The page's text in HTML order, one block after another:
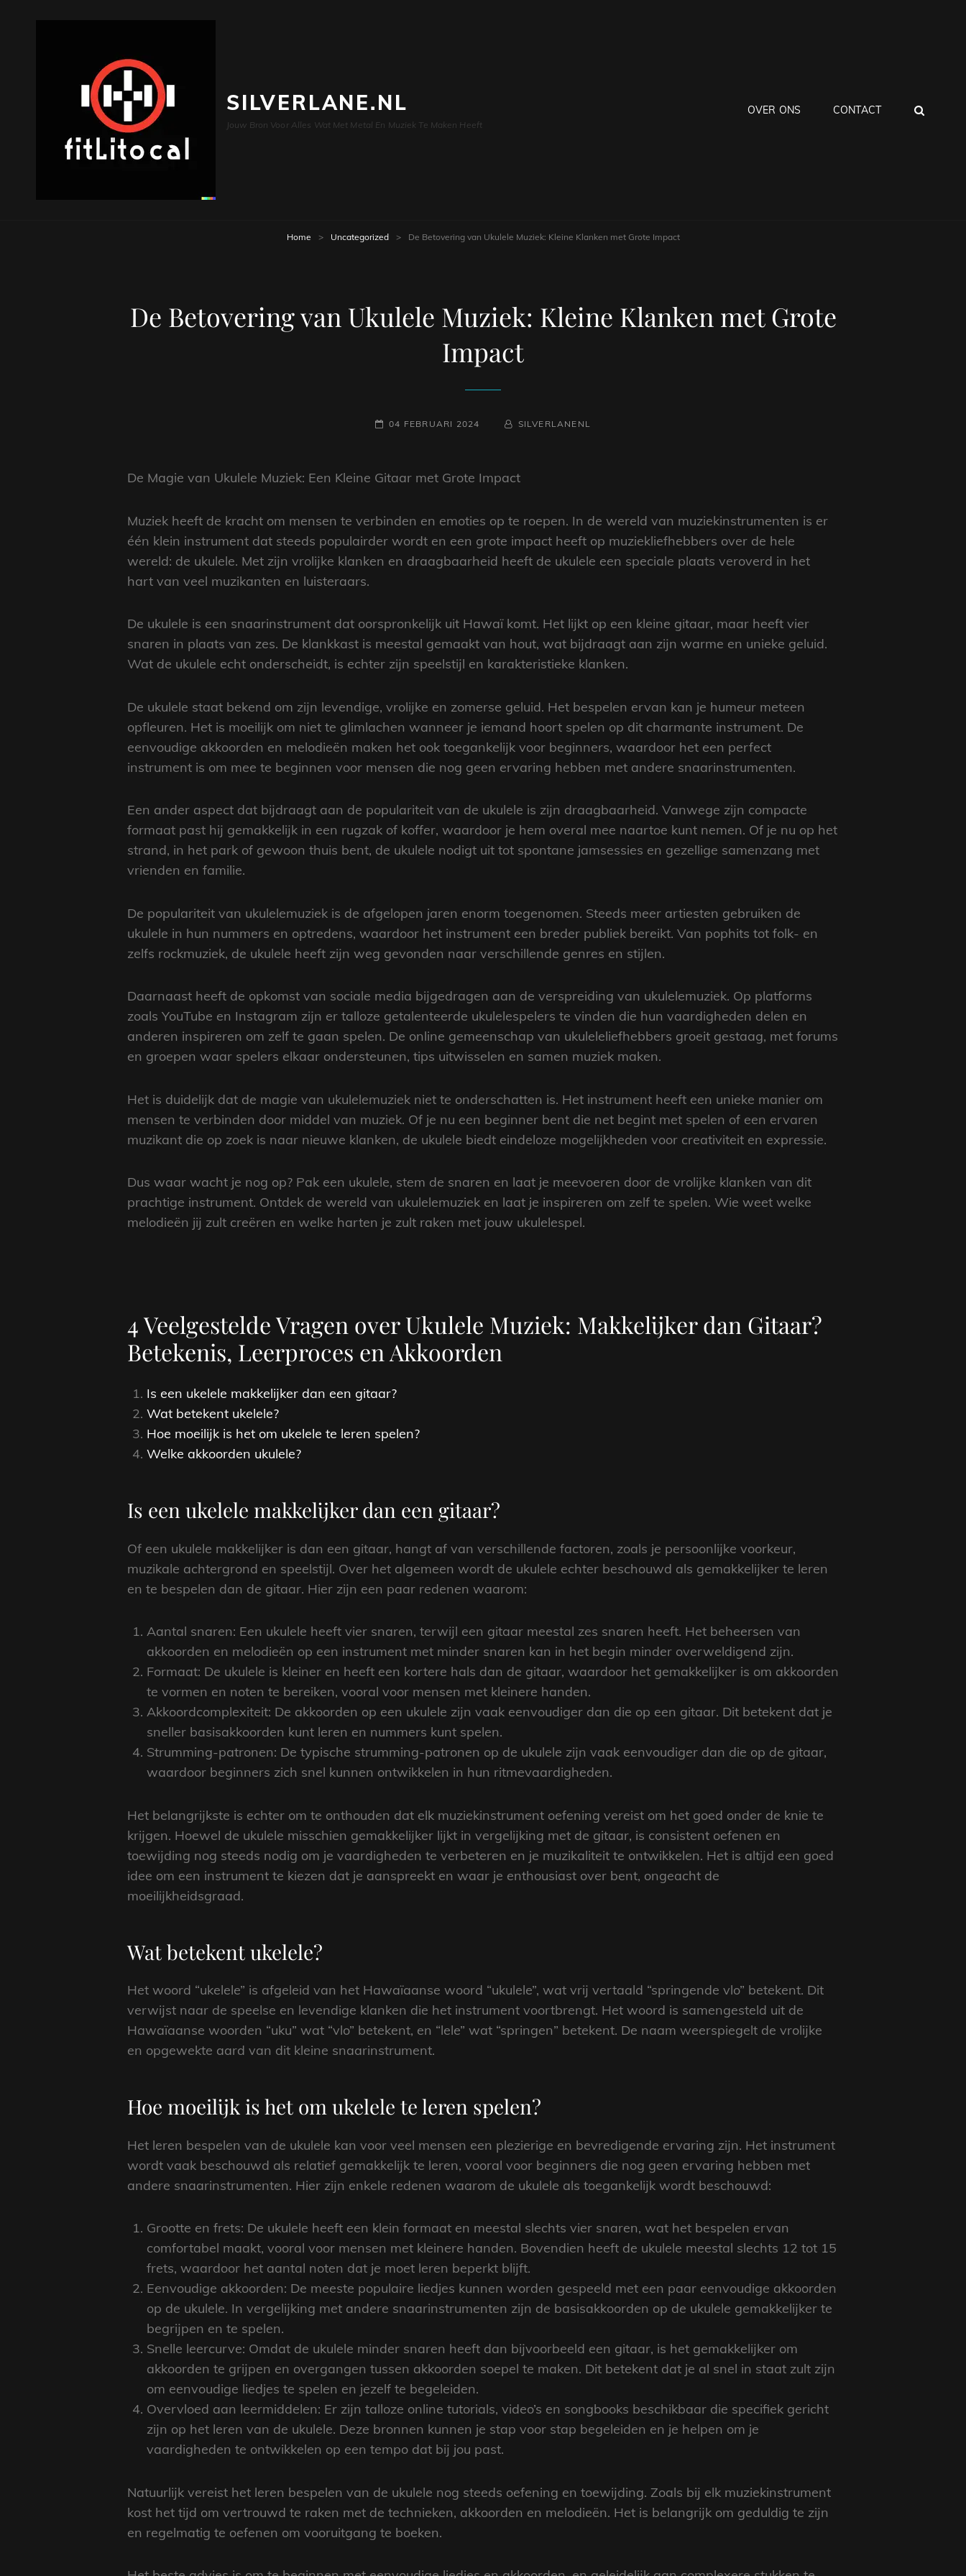
SILVERLANE.NL
Jouw Bron Voor Alles Wat Met Metal En Muziek Te Maken Heeft
OVER ONS CONTACT
Home > Uncategorized > De Betovering van Ukulele Muziek: Kleine Klanken met Grote Impact
De Betovering van Ukulele Muziek: Kleine Klanken met Grote
Impact
GEPLAATST
04 FEBRUARI 2024 NAAMREGEL
BYLINE
SILVERLANENL
De Magie van Ukulele Muziek: Een Kleine Gitaar met Grote Impact
Muziek heeft de kracht om mensen te verbinden en emoties op te roepen. In de wereld van muziekinstrumenten is er
één klein instrument dat steeds populairder wordt en een grote impact heeft op muziekliefhebbers over de hele
wereld: de ukulele. Met zijn vrolijke klanken en draagbaarheid heeft de ukulele een speciale plaats veroverd in het
hart van veel muzikanten en luisteraars.
De ukulele is een snaarinstrument dat oorspronkelijk uit Hawaï komt. Het lijkt op een kleine gitaar, maar heeft vier
snaren in plaats van zes. De klankkast is meestal gemaakt van hout, wat bijdraagt aan zijn warme en unieke geluid.
Wat de ukulele echt onderscheidt, is echter zijn speelstijl en karakteristieke klanken.
De ukulele staat bekend om zijn levendige, vrolijke en zomerse geluid. Het bespelen ervan kan je humeur meteen
opfleuren. Het is moeilijk om niet te glimlachen wanneer je iemand hoort spelen op dit charmante instrument. De
eenvoudige akkoorden en melodieën maken het ook toegankelijk voor beginners, waardoor het een perfect
instrument is om mee te beginnen voor mensen die nog geen ervaring hebben met andere snaarinstrumenten.
Een ander aspect dat bijdraagt aan de populariteit van de ukulele is zijn draagbaarheid. Vanwege zijn compacte
formaat past hij gemakkelijk in een rugzak of koffer, waardoor je hem overal mee naartoe kunt nemen. Of je nu op het
strand, in het park of gewoon thuis bent, de ukulele nodigt uit tot spontane jamsessies en gezellige samenzang met
vrienden en familie.
De populariteit van ukulelemuziek is de afgelopen jaren enorm toegenomen. Steeds meer artiesten gebruiken de
ukulele in hun nummers en optredens, waardoor het instrument een breder publiek bereikt. Van pophits tot folk- en
zelfs rockmuziek, de ukulele heeft zijn weg gevonden naar verschillende genres en stijlen.
Daarnaast heeft de opkomst van sociale media bijgedragen aan de verspreiding van ukulelemuziek. Op platforms
zoals YouTube en Instagram zijn er talloze getalenteerde ukulelespelers te vinden die hun vaardigheden delen en
anderen inspireren om zelf te gaan spelen. De online gemeenschap van ukuleleliefhebbers groeit gestaag, met forums
en groepen waar spelers elkaar ondersteunen, tips uitwisselen en samen muziek maken.
Het is duidelijk dat de magie van ukulelemuziek niet te onderschatten is. Het instrument heeft een unieke manier om
mensen te verbinden door middel van muziek. Of je nu een beginner bent die net begint met spelen of een ervaren
muzikant die op zoek is naar nieuwe klanken, de ukulele biedt eindeloze mogelijkheden voor creativiteit en expressie.
Dus waar wacht je nog op? Pak een ukulele, stem de snaren en laat je meevoeren door de vrolijke klanken van dit
prachtige instrument. Ontdek de wereld van ukulelemuziek en laat je inspireren om zelf te spelen. Wie weet welke
melodieën jij zult creëren en welke harten je zult raken met jouw ukulelespel.
4 Veelgestelde Vragen over Ukulele Muziek: Makkelijker dan Gitaar?
Betekenis, Leerproces en Akkoorden
Is een ukelele makkelijker dan een gitaar?
Wat betekent ukelele?
Hoe moeilijk is het om ukelele te leren spelen?
Welke akkoorden ukulele?
Is een ukelele makkelijker dan een gitaar?
Of een ukulele makkelijker is dan een gitaar, hangt af van verschillende factoren, zoals je persoonlijke voorkeur,
muzikale achtergrond en speelstijl. Over het algemeen wordt de ukulele echter beschouwd als gemakkelijker te leren
en te bespelen dan de gitaar. Hier zijn een paar redenen waarom:
Aantal snaren: Een ukulele heeft vier snaren, terwijl een gitaar meestal zes snaren heeft. Het beheersen van
akkoorden en melodieën op een instrument met minder snaren kan in het begin minder overweldigend zijn.
Formaat: De ukulele is kleiner en heeft een kortere hals dan de gitaar, waardoor het gemakkelijker is om akkoorden
te vormen en noten te bereiken, vooral voor mensen met kleinere handen.
Akkoordcomplexiteit: De akkoorden op een ukulele zijn vaak eenvoudiger dan die op een gitaar. Dit betekent dat je
sneller basisakkoorden kunt leren en nummers kunt spelen.
Strumming-patronen: De typische strumming-patronen op de ukulele zijn vaak eenvoudiger dan die op de gitaar,
waardoor beginners zich snel kunnen ontwikkelen in hun ritmevaardigheden.
Het belangrijkste is echter om te onthouden dat elk muziekinstrument oefening vereist om het goed onder de knie te
krijgen. Hoewel de ukulele misschien gemakkelijker lijkt in vergelijking met de gitaar, is consistent oefenen en
toewijding nog steeds nodig om je vaardigheden te verbeteren en je muzikaliteit te ontwikkelen. Het is altijd een goed
idee om een instrument te kiezen dat je aanspreekt en waar je enthousiast over bent, ongeacht de
moeilijkheidsgraad.
Wat betekent ukelele?
Het woord “ukelele” is afgeleid van het Hawaïaanse woord “ukulele”, wat vrij vertaald “springende vlo” betekent. Dit
verwijst naar de speelse en levendige klanken die het instrument voortbrengt. Het woord is samengesteld uit de
Hawaïaanse woorden “uku” wat “vlo” betekent, en “lele” wat “springen” betekent. De naam weerspiegelt de vrolijke
en opgewekte aard van dit kleine snaarinstrument.
Hoe moeilijk is het om ukelele te leren spelen?
Het leren bespelen van de ukulele kan voor veel mensen een plezierige en bevredigende ervaring zijn. Het instrument
wordt vaak beschouwd als relatief gemakkelijk te leren, vooral voor beginners die nog geen ervaring hebben met
andere snaarinstrumenten. Hier zijn enkele redenen waarom de ukulele als toegankelijk wordt beschouwd:
Grootte en frets: De ukulele heeft een klein formaat en meestal slechts vier snaren, wat het bespelen ervan
comfortabel maakt, vooral voor mensen met kleinere handen. Bovendien heeft de ukulele meestal slechts 12 tot 15
frets, waardoor het aantal noten dat je moet leren beperkt blijft.
Eenvoudige akkoorden: De meeste populaire liedjes kunnen worden gespeeld met een paar eenvoudige akkoorden
op de ukulele. In vergelijking met andere snaarinstrumenten zijn de basisakkoorden op de ukulele gemakkelijker te
begrijpen en te spelen.
Snelle leercurve: Omdat de ukulele minder snaren heeft dan bijvoorbeeld een gitaar, is het gemakkelijker om
akkoorden te grijpen en overgangen tussen akkoorden soepel te maken. Dit betekent dat je al snel in staat zult zijn
om eenvoudige liedjes te spelen en jezelf te begeleiden.
Overvloed aan leermiddelen: Er zijn talloze online tutorials, video’s en songbooks beschikbaar die specifiek gericht
zijn op het leren van de ukulele. Deze bronnen kunnen je stap voor stap begeleiden en je helpen om je
vaardigheden te ontwikkelen op een tempo dat bij jou past.
Natuurlijk vereist het leren bespelen van de ukulele nog steeds oefening en toewijding. Zoals bij elk muziekinstrument
kost het tijd om vertrouwd te raken met de technieken, akkoorden en melodieën. Het is belangrijk om geduldig te zijn
en regelmatig te oefenen om vooruitgang te boeken.